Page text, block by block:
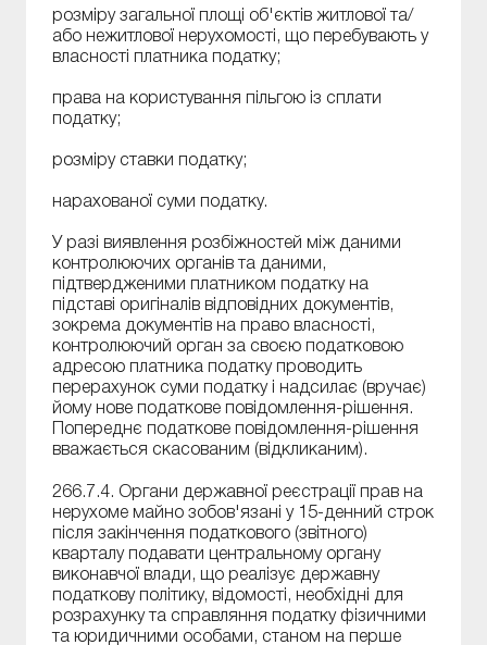
розміру загальної площі об'єктів житлової та/
або нежитлової нерухомості, що перебувають у
власності платника податку;
права на користування пільгою із сплати
податку;
розміру ставки податку;
нарахованої суми податку.
У разі виявлення розбіжностей між даними
контролюючих органів та даними,
підтвердженими платником податку на
підставі оригіналів відповідних документів,
зокрема документів на право власності,
контролюючий орган за своєю податковою
адресою платника податку проводить
перерахунок суми податку і надсилає (вручає)
йому нове податкове повідомлення-рішення.
Попереднє податкове повідомлення-рішення
вважається скасованим (відкликаним).
266.7.4. Органи державної реєстрації прав на
нерухоме майно зобов'язані у 15-денний строк
після закінчення податкового (звітного)
кварталу подавати центральному органу
виконавчої влади, що реалізує державну
податкову політику, відомості, необхідні для
розрахунку та справляння податку фізичними
та юридичними особами, станом на перше